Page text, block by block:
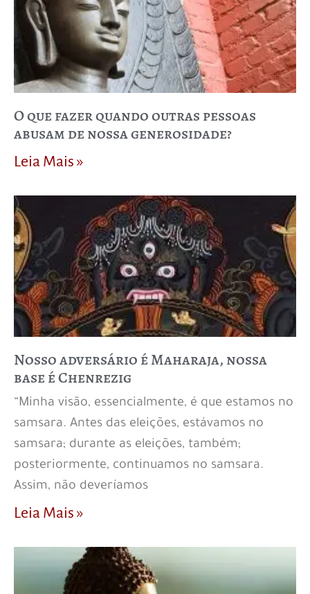
O que fazer quando outras pessoas
abusam de nossa generosidade?
Leia Mais »
Nosso adversário é Maharaja, nossa
base é Chenrezig
“Minha visão, essencialmente, é que estamos no
samsara. Antes das eleições, estávamos no
samsara; durante as eleições, também;
posteriormente, continuamos no samsara.
Assim, não deveríamos
Leia Mais »